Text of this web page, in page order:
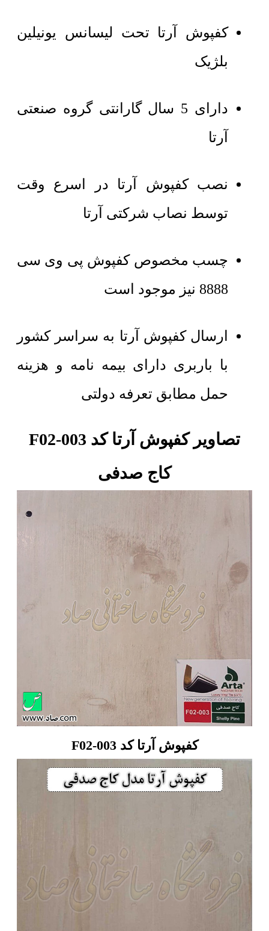
کفپوش آرتا تحت لیسانس یونیلین
بلژیک
دارای 5 سال گارانتی گروه صنعتی
آرتا
نصب کفپوش آرتا در اسرع وقت
توسط نصاب شرکتی آرتا
چسب مخصوص کفپوش پی وی سی
8888 نیز موجود است
ارسال کفپوش آرتا به سراسر کشور
با باربری دارای بیمه نامه و هزینه
حمل مطابق تعرفه دولتی
تصاویر کفپوش آرتا کد F02-003
کاج صدفی
کفپوش آرتا کد F02-003